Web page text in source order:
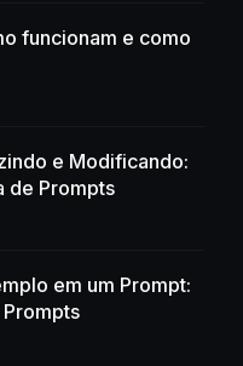
funcionam e como
e Modificando:
de Prompts
em um Prompt: